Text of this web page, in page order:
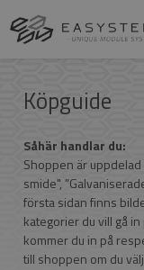
Köpguide
Såhär handlar du:
Shoppen är
smide",
första sidan finns
kategorier du vill gå
kommer du in på
till shoppen om du